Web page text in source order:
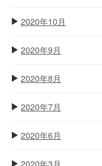
2020年10月
2020年9月
2020年8月
2020年7月
2020年6月
2020年3月